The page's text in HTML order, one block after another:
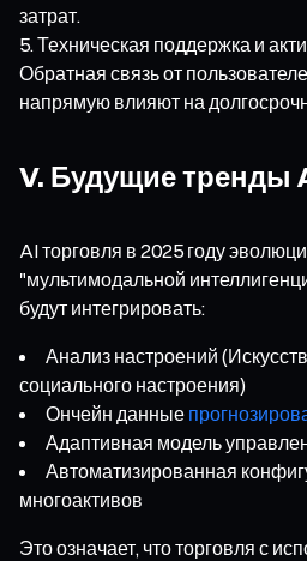
затрат.
Техническая поддержка и
Обратная связь от
напрямую влияют на
V. Будущие тренды
AI торговля в 2025 году
"мультимодальной
будут интегрировать:
Анализ настроений
социального настроения)
Ончейн данные
Адаптивная модель
Автоматизированная
многоактивов
Это означает, что торговля с